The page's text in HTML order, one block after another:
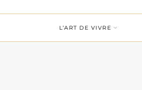
L’ART DE VIVRE